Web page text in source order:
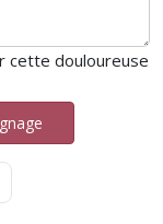
cette douloureuse
Page